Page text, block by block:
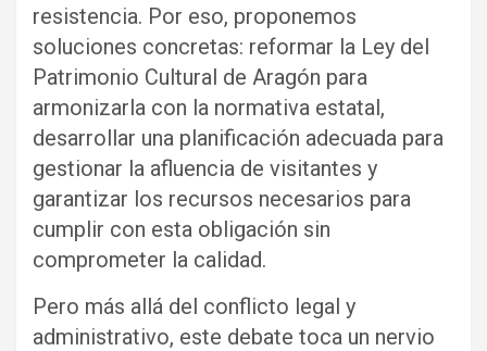
resistencia. Por eso, proponemos
soluciones concretas: reformar la Ley del
Patrimonio Cultural de Aragón para
armonizarla con la normativa estatal,
desarrollar una planificación adecuada para
gestionar la afluencia de visitantes y
garantizar los recursos necesarios para
cumplir con esta obligación sin
comprometer la calidad.
Pero más allá del conflicto legal y
administrativo, este debate toca un nervio